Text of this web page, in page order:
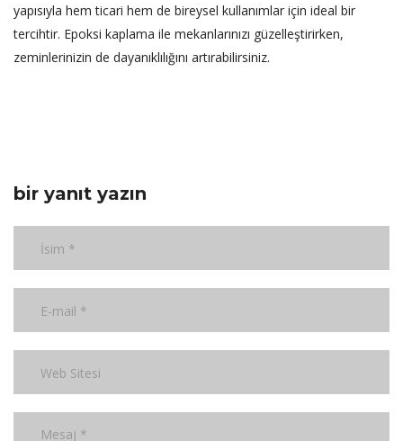
yapısıyla hem ticari hem de bireysel kullanımlar için ideal bir
tercihtir. Epoksi kaplama ile mekanlarınızı güzelleştirirken,
zeminlerinizin de dayanıklılığını artırabilirsiniz.
bir yanıt yazın